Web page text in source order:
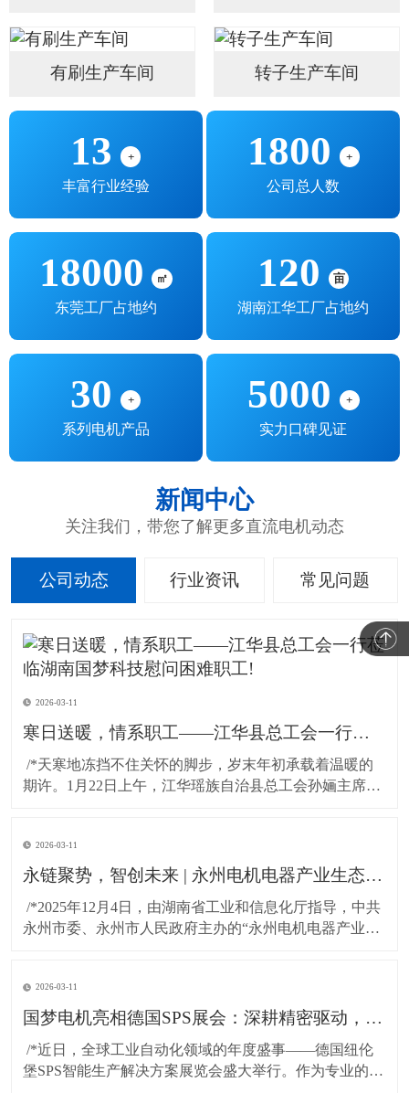
有刷生产车间 转子生产车间
13 +
丰富行业经验
1800 +
公司总人数
18000 ㎡
东莞工厂占地约
120 亩
湖南江华工厂占地约
30 +
系列电机产品
5000 +
实力口碑见证
新闻中心
关注我们，带您了解更多直流电机动态
公司动态 行业资讯 常见问题
2026-03-11
寒日送暖，情系职工——江华县总工会一行莅临湖南国梦科技慰问困难职工!
期许。1月22日上午，江华瑶族自治县总工会孙婳主席、
挂，专程到访湖南国梦科技开展慰问活动，为百余名坚
守岗位的困难职工送上精心准备的粮油物资，以
2026-03-11
永链聚势，智创未来 | 永州电机电器产业生态对接会在湖南国梦园区隆重召开！
永州市委、永州市人民政府主办的“永州电机电器产业生
图”为主题，汇聚了政府领导、行业专家与产业链伙伴，
共商发展大计，共谋协同未来。*
2026-03-11
国梦电机亮相德国SPS展会：深耕精密驱动，连接全球智造！
堡SPS智能生产解决方案展览会盛大举行。作为专业的无